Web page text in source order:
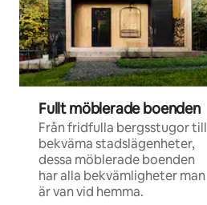
Fullt möblerade boenden
Från fridfulla bergsstugor till
bekväma stadslägenheter,
dessa möblerade boenden
har alla bekvämligheter man
är van vid hemma.